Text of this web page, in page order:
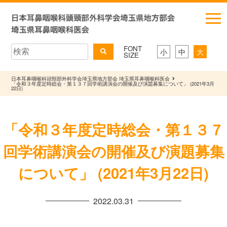
FONT
SIZE 小 中 大
日本耳鼻咽喉科頭頸部外科学会埼玉県地方部会 埼玉県耳鼻咽喉科医会
「令和３年度定時総会・第１３７回学術講演会の開催及び演題募集について」 (2021年3月
22日)
「令和３年度定時総会・第１３７
回学術講演会の開催及び演題募集
について」 (2021年3月22日)
2022.03.31